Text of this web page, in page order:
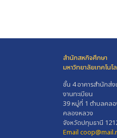
สำนักสหกิจศึกษา
มหาวิทยาลัยเทคโน
ชั้น 4 อาคารสำนักส่ง
งานทะเบียน
39 หมู่ที่ 1 ตำบลคลอ
คลองหลวง
จังหวัดปทุมธานี
Email